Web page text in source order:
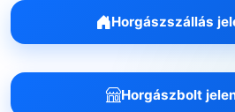
Horgászszállás
Horgászbolt